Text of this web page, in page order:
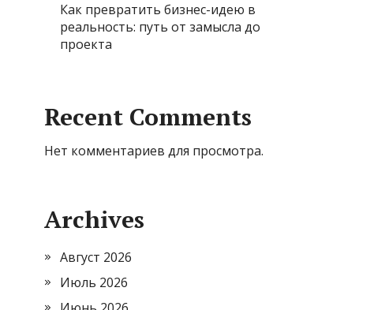
Как превратить бизнес-идею в
реальность: путь от замысла до
проекта
Recent Comments
Нет комментариев для просмотра.
Archives
Август 2026
Июль 2026